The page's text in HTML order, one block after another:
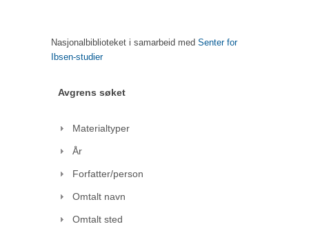
Nasjonalbiblioteket i samarbeid med Senter for
Ibsen-studier
Avgrens søket
Materialtyper
År
Forfatter/person
Omtalt navn
Omtalt sted